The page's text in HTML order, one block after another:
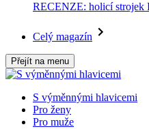
RECENZE: holicí strojek
Celý magazín
Přejít na menu
S výměnnými hlavicemi
Pro ženy
Pro muže